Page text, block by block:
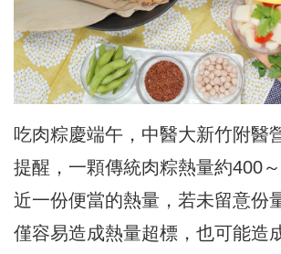
吃肉粽慶端午，中醫大新竹附醫
提醒，一顆傳統肉粽熱量約400
近一份便當的熱量，若未留意份
僅容易造成熱量超標，也可能造